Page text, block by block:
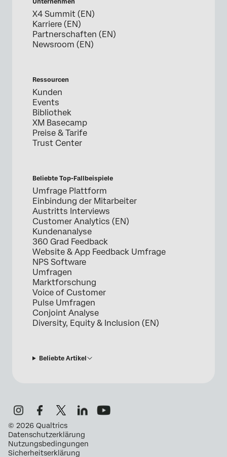
Unternehmen
X4 Summit (EN)
Karriere (EN)
Partnerschaften (EN)
Newsroom (EN)
Ressourcen
Kunden
Events
Bibliothek
XM Basecamp
Preise & Tarife
Trust Center
Beliebte Top-Fallbeispiele
Umfrage Plattform
Einbindung der Mitarbeiter
Austritts Interviews
Customer Analytics (EN)
Kundenanalyse
360 Grad Feedback
Website & App Feedback Umfrage
NPS Software
Umfragen
Marktforschung
Voice of Customer
Pulse Umfragen
Conjoint Analyse
Diversity, Equity & Inclusion (EN)
Beliebte Artikel
© 2026 Qualtrics
Datenschutzerklärung
Nutzungsbedingungen
Sicherheitserklärung